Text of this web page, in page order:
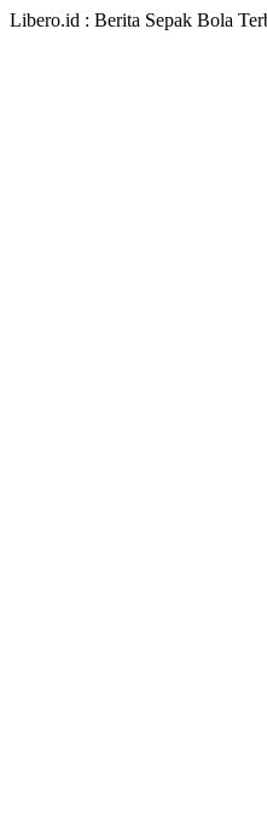
Libero.id : Berita Sepak Bola